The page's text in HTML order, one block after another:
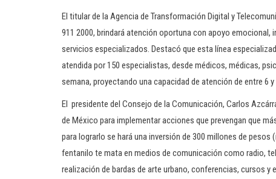
El titular de la Agencia de Transformación Digital y
911 2000, brindará atención oportuna con apoyo
servicios especializados. Destacó que esta línea
atendida por 150 especialistas, desde médicos, médicas,
semana, proyectando una capacidad de atención de entre 6
El presidente del Consejo de la Comunicación, Carlos
de México para implementar acciones que prevengan que
para lograrlo se hará una inversión de 300 millones de
fentanilo te mata en medios de comunicación como radio,
realización de bardas de arte urbano, conferencias, cursos